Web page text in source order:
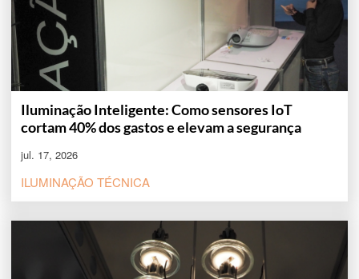
Iluminação Inteligente: Como sensores IoT
cortam 40% dos gastos e elevam a segurança
jul. 17, 2026
ILUMINAÇÃO TÉCNICA